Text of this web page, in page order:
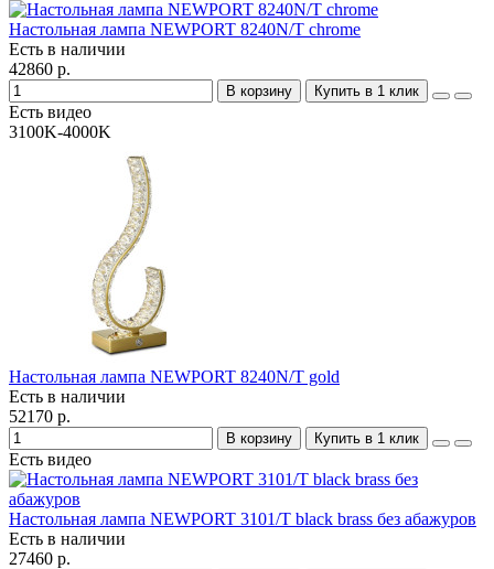
Настольная лампа NEWPORT 8240N/T chrome
Есть в наличии
42860 р.
В корзину Купить в 1 клик
Есть видео
3100K-4000K
Настольная лампа NEWPORT 8240N/T gold
Есть в наличии
52170 р.
В корзину Купить в 1 клик
Есть видео
Настольная лампа NEWPORT 3101/T black brass без абажуров
Есть в наличии
27460 р.